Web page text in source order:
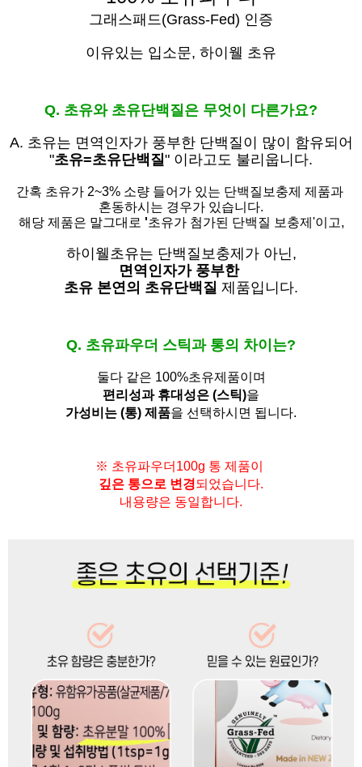
그래스패드(Grass-Fed) 인증
이유있는 입소문, 하이웰 초유
Q. 초유와 초유단백질은 무엇이 다른가요?
A. 초유는 면역인자가 풍부한 단백질이 많이 함유되어
"초유=초유단백질" 이라고도 불리웁니다.
간혹 초유가 2~3% 소량 들어가 있는 단백질보충제 제품과
혼동하시는 경우가 있습니다.
해당 제품은 말그대로 '초유가 첨가된 단백질 보충제'이고,
하이웰초유는 단백질보충제가 아닌,
면역인자가 풍부한
초유 본연의 초유단백질 제품입니다.
Q. 초유파우더 스틱과 통의 차이는?
둘다 같은 100%초유제품이며
편리성과 휴대성은 (스틱)을
가성비는 (통) 제품을 선택하시면 됩니다.
※ 초유파우더100g 통 제품이
깊은 통으로 변경되었습니다.
내용량은 동일합니다.